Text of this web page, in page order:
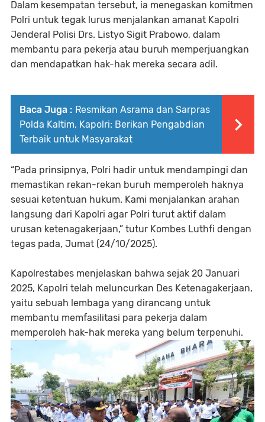
Dalam kesempatan tersebut, ia menegaskan komitmen
Polri untuk tegak lurus menjalankan amanat Kapolri
Jenderal Polisi Drs. Listyo Sigit Prabowo, dalam
membantu para pekerja atau buruh memperjuangkan
dan mendapatkan hak-hak mereka secara adil.
Baca Juga : Resmikan Asrama dan Sarpras
Polda Kaltim, Kapolri: Berikan Pengabdian
Terbaik untuk Masyarakat
“Pada prinsipnya, Polri hadir untuk mendampingi dan
memastikan rekan-rekan buruh memperoleh haknya
sesuai ketentuan hukum. Kami menjalankan arahan
langsung dari Kapolri agar Polri turut aktif dalam
urusan ketenagakerjaan,” tutur Kombes Luthfi dengan
tegas pada, Jumat (24/10/2025).
Kapolrestabes menjelaskan bahwa sejak 20 Januari
2025, Kapolri telah meluncurkan Des Ketenagakerjaan,
yaitu sebuah lembaga yang dirancang untuk
membantu memfasilitasi para pekerja dalam
memperoleh hak-hak mereka yang belum terpenuhi.